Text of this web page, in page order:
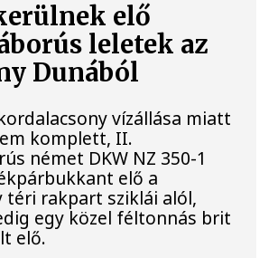
elő
leletek az
Dunából
vízállása miatt
komplett, II.
német DKW NZ 350-1
elő a
téri rakpart sziklái alól,
egy közel féltonnás brit
elő.